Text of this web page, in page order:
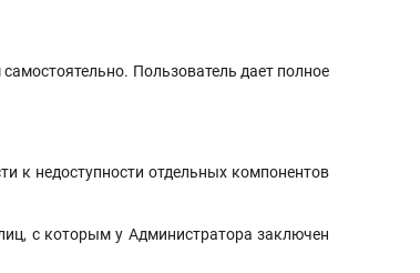
Пользователь дает полное
к недоступности отдельных компонентов
которым у Администратора заключен